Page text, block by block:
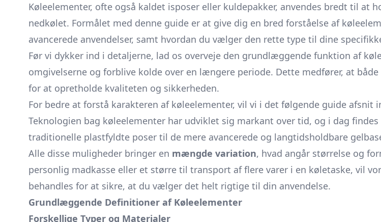
Køleelementer, ofte også kaldet isposer eller kuldepakker, anvendes bredt til at
nedkølet. Formålet med denne guide er at give dig en bred forståelse af
avancerede anvendelser, samt hvordan du vælger den rette type til dine
Før vi dykker ind i detaljerne, lad os overveje den grundlæggende funktion af
omgivelserne og forblive kolde over en længere periode. Dette medfører, at
for at opretholde kvaliteten og sikkerheden.
For bedre at forstå karakteren af køleelementer, vil vi i det følgende guide
Teknologien bag køleelementer har udviklet sig markant over tid, og i dag
traditionelle plastfyldte poser til de mere avancerede og langtidsholdbare
Alle disse muligheder bringer en mængde variation, hvad angår størrelse og
personlig madkasse eller et større til transport af flere varer i en køletaske, vil
behandles for at sikre, at du vælger det helt rigtige til din anvendelse.
Grundlæggende Definitioner af Køleelementer
Forskellige Typer og Materialer